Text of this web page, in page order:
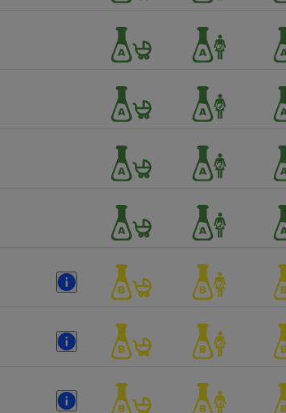
Four encastrable
Aspirateur
Appareil photo
Électricité - Gaz
Lessive